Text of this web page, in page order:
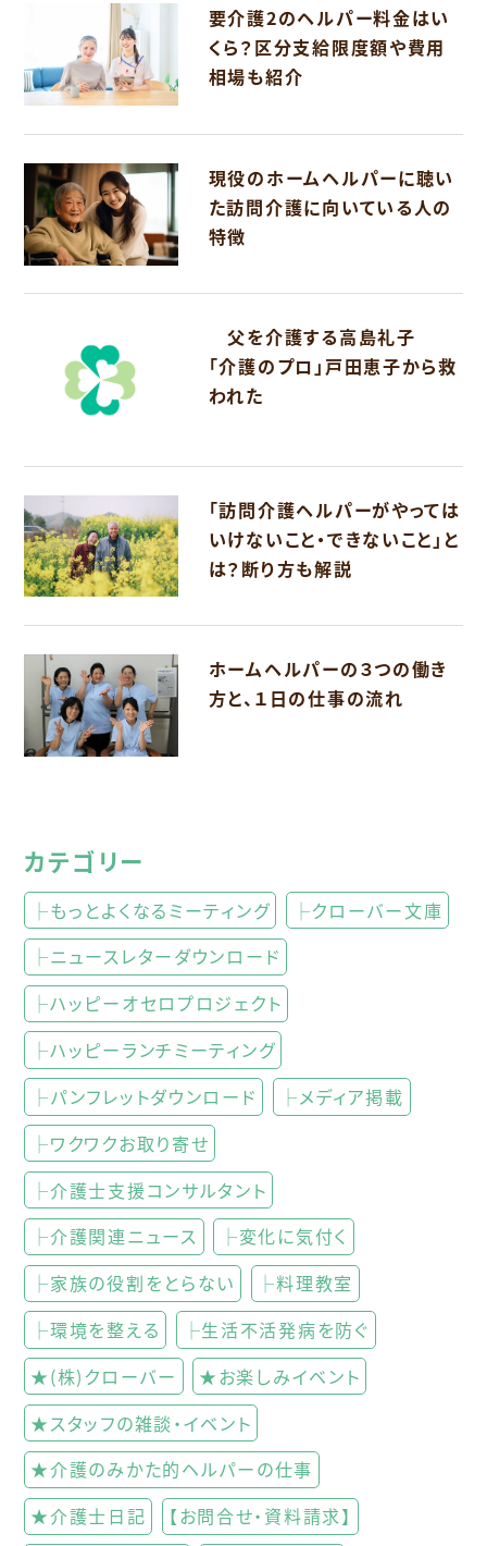
要介護2のヘルパー料金はい
くら？区分支給限度額や費用
相場も紹介
現役のホームヘルパーに聴い
た訪問介護に向いている人の
特徴
父を介護する高島礼子
「介護のプロ」戸田恵子から救
われた
「訪問介護ヘルパーがやっては
いけないこと・できないこと」と
は？断り方も解説
ホームヘルパーの３つの働き
方と、１日の仕事の流れ
カテゴリー
├もっとよくなるミーティング
├クローバー文庫
├ニュースレターダウンロード
├ハッピーオセロプロジェクト
├ハッピーランチミーティング
├パンフレットダウンロード
├メディア掲載
├ワクワクお取り寄せ
├介護士支援コンサルタント
├介護関連ニュース
├変化に気付く
├家族の役割をとらない
├料理教室
├環境を整える
├生活不活発病を防ぐ
★(株)クローバー
★お楽しみイベント
★スタッフの雑談・イベント
★介護のみかた的ヘルパーの仕事
★介護士日記
【お問合せ・資料請求】